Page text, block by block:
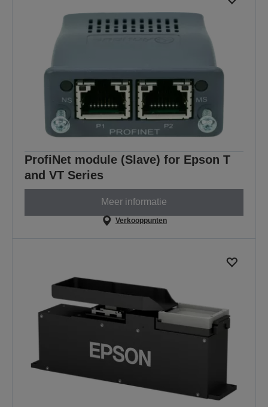
ProfiNet module (Slave) for Epson T
and VT Series
Meer informatie
Verkooppunten